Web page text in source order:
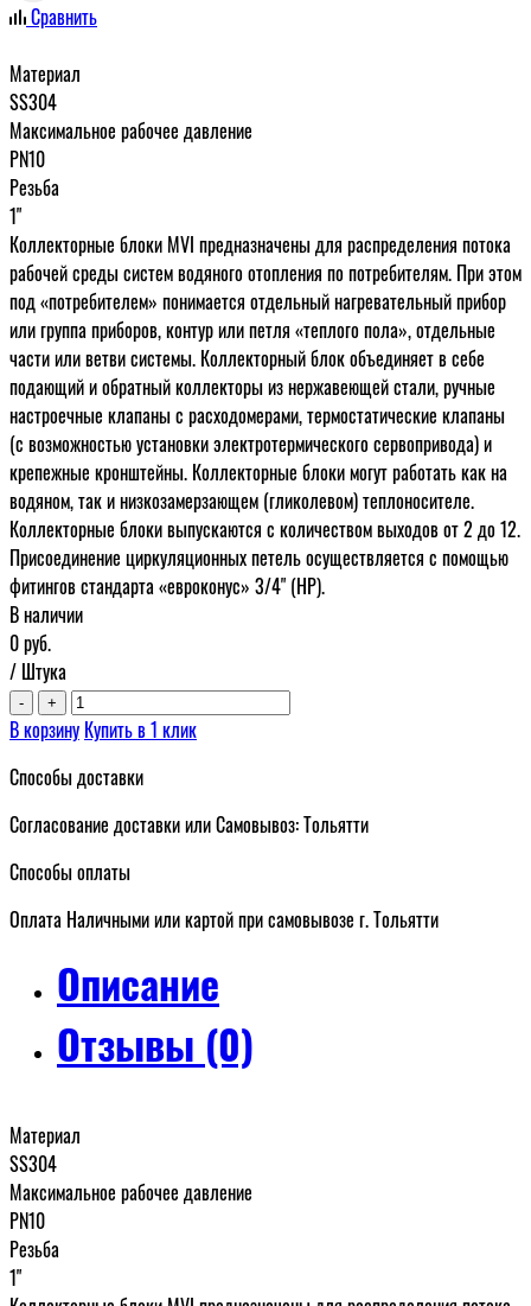
Сравнить
Материал
SS304
Максимальное рабочее давление
PN10
Резьба
1"
Коллекторные блоки MVI предназначены для распределения потока
рабочей среды систем водяного отопления по потребителям. При этом
под «потребителем» понимается отдельный нагревательный прибор
или группа приборов, контур или петля «теплого пола», отдельные
части или ветви системы. Коллекторный блок объединяет в себе
подающий и обратный коллекторы из нержавеющей стали, ручные
настроечные клапаны c расходомерами, термостатические клапаны
(с возможностью установки электротермического сервопривода) и
крепежные кронштейны. Коллекторные блоки могут работать как на
водяном, так и низкозамерзающем (гликолевом) теплоносителе.
Коллекторные блоки выпускаются с количеством выходов от 2 до 12.
Присоединение циркуляционных петель осуществляется с помощью
фитингов стандарта «евроконус» 3/4" (НР).
В наличии
0руб.
/ Штука
- +
В корзину Купить в 1 клик
Способы доставки
Согласование доставки или Самовывоз: Тольятти
Способы оплаты
Оплата Наличными или картой при самовывозе г. Тольятти
Описание
Отзывы (0)
Материал
SS304
Максимальное рабочее давление
PN10
Резьба
1"